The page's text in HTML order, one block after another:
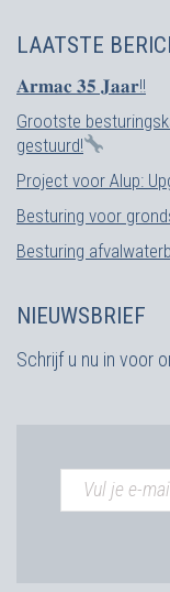
LAATSTE
𝐀𝐫𝐦𝐚𝐜 𝟑𝟓 𝐉𝐚𝐚𝐫!!
Grootste
gestuurd!
Project voor Alup:
Besturing voor
Besturing
NIEUWSBRIEF
Schrijf u nu in voor